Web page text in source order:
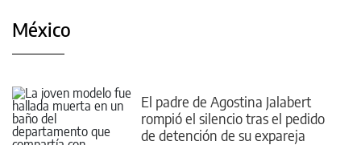
México
El padre de Agostina Jalabert
rompió el silencio tras el pedido
de detención de su expareja